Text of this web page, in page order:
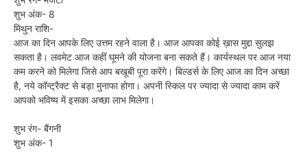
शुभ अंक- 8
मिथुन राशि-
आज का दिन आपके लिए उत्तम रहने वाला है। आज आपका कोई ख़ास मुद्दा सुलझ
सकता है। लवमेट आज कहीं घूमने की योजना बना सकते हैं। कार्यस्थल पर आज नया
कम करने को मिलेगा जिसे आप बखूबी पूरा करेंगे। बिल्डर्स के लिए आज का दिन अच्छा
है, नये कॉन्ट्रैक्ट से बड़ा मुनाफा होगा। अपनी स्किल पर ज्यादा से ज्यादा काम करें
आपको भविष्य में इसका अच्छा लाभ मिलेगा।
शुभ रंग- बैंगनी
शुभ अंक- 1